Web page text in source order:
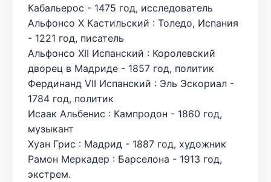
Кабальерос - 1475 год, исследователь
Альфонсо X Кастильский : Толедо, Испания
- 1221 год, писатель
Альфонсо XII Испанский : Королевский
дворец в Мадриде - 1857 год, политик
Фердинанд VII Испанский : Эль Эскориал -
1784 год, политик
Исаак Альбенис : Кампродон - 1860 год,
музыкант
Хуан Грис : Мадрид - 1887 год, художник
Рамон Меркадер : Барселона - 1913 год,
экстрем.